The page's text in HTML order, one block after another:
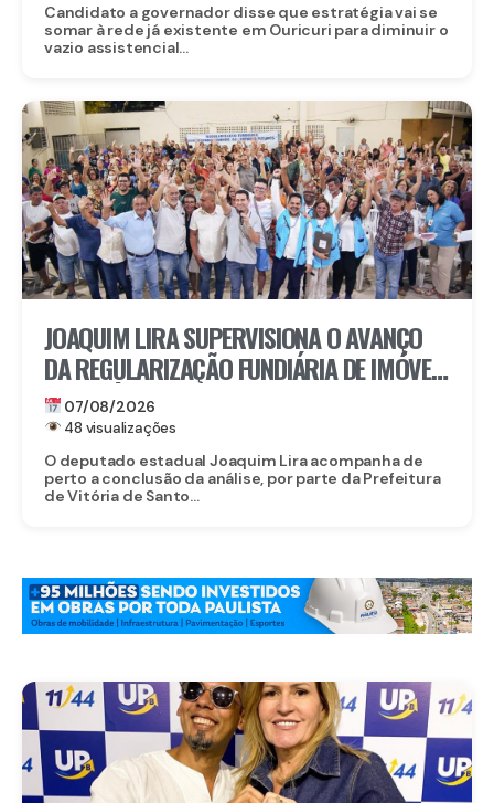
Candidato a governador disse que estratégia vai se
somar à rede já existente em Ouricuri para diminuir o
vazio assistencial...
JOAQUIM LIRA SUPERVISIONA O AVANÇO
DA REGULARIZAÇÃO FUNDIÁRIA DE IMÓVEIS
EM VITÓRIA DE SANTO ANTÃO
07/08/2026
48 visualizações
O deputado estadual Joaquim Lira acompanha de
perto a conclusão da análise, por parte da Prefeitura
de Vitória de Santo...